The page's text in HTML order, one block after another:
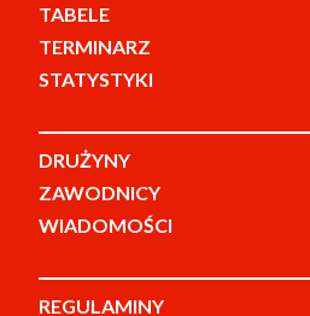
TABELE
TERMINARZ
STATYSTYKI
DRUŻYNY
ZAWODNICY
WIADOMOŚCI
REGULAMINY